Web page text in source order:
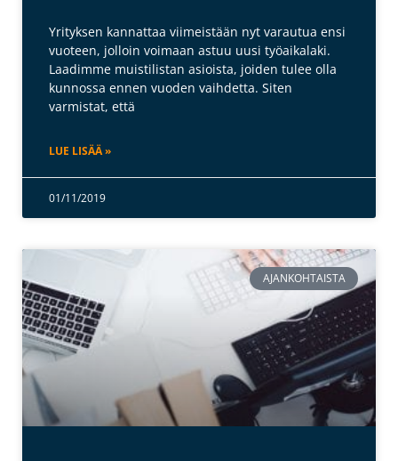
Yrityksen kannattaa viimeistään nyt varautua ensi
vuoteen, jolloin voimaan astuu uusi työaikalaki.
Laadimme muistilistan asioista, joiden tulee olla
kunnossa ennen vuoden vaihdetta. Siten
varmistat, että
LUE LISÄÄ »
01/11/2019
AJANKOHTAISTA